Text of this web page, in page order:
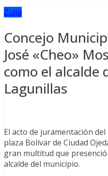
Zulia
Concejo
José «Cheo»
como el alcalde
Lagunillas
El acto de juramentación
plaza Bolívar de Ciudad
gran multitud que
alcalde del municipio.